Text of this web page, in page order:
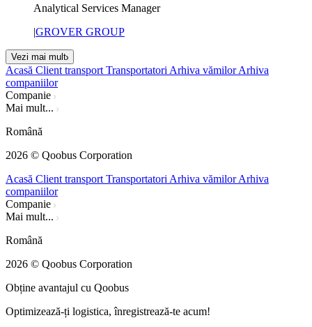
Analytical Services Manager
|GROVER GROUP
Vezi mai mult
Acasă Client transport Transportatori Arhiva vămilor Arhiva
companiilor
Companie
Mai mult...
Română
2026 © Qoobus Corporation
Acasă Client transport Transportatori Arhiva vămilor Arhiva
companiilor
Companie
Mai mult...
Română
2026 © Qoobus Corporation
Obține avantajul cu Qoobus
Optimizează-ți logistica, înregistrează-te acum!